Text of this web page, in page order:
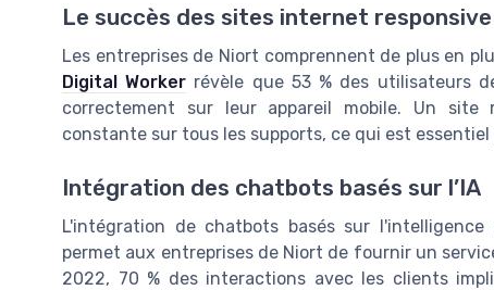
Le succès des sites internet responsive
Les entreprises de Niort comprennent de plus en
Digital Worker révèle que 53 % des utilisateurs
correctement sur leur appareil mobile. Un site
constante sur tous les supports, ce qui est
Intégration des chatbots basés sur l’IA
L'intégration de chatbots basés sur
permet aux entreprises de Niort de fournir un
2022, 70 % des interactions avec les clients